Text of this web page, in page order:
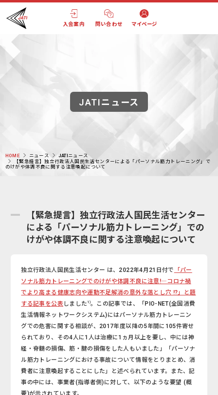
入会案内 問い合わせ マイページ
JATIニュース
HOME ニュース
JATIニュース
【緊急提言】独立行政法人国民生活センターによる「パーソナル筋力トレーニング」で
のけがや体調不良に関する注意喚起について
【緊急提言】独立行政法人国民生活センター
による「パーソナル筋力トレーニング」での
けがや体調不良に関する注意喚起について
独立行政法人国民生活センター は、2022年4月21日付で
「パー
ソナル筋力トレーニングでのけがや体調不良に注意!―コロナ禍
でより高まる健康志向や運動不足解消の意外な落とし穴 !?」と題
する記事を公表 しました 1)。この記事では、「PIO-NET(全国消費
生活情報ネットワークシステム)にはパーソナル筋力トレーニン
グでの危害に関する相談が、2017年度以降の5年間に105件寄せ
られており、その4人に1人は治療に1ヵ月以上を要し、中には神
経・脊髄の損傷、筋・腱の損傷をした人もいました」「パーソナ
ル筋力トレーニングにおける事故について情報をとりまとめ、消
費者に注意喚起することにした」と述べられています。また、記
事の中には、事業者(指導者側)に対して、以下のような要望 (概
要)が示されています。